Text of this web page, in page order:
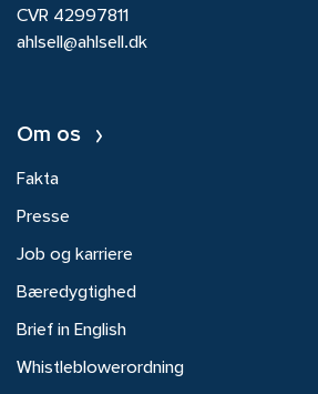
CVR 42997811
ahlsell@ahlsell.dk
Om os
Fakta
Presse
Job og karriere
Bæredygtighed
Brief in English
Whistleblowerordning